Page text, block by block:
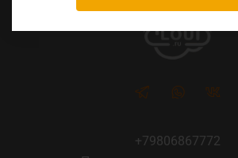
+79806867772